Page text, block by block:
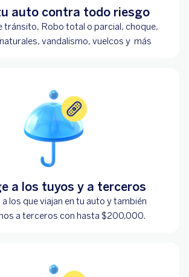
auto contra todo riesgo
tránsito, Robo total o parcial, choque,
vandalismo, vuelcos y más
a los tuyos y a terceros
los que viajan en tu auto y también
a terceros con hasta $200,000.